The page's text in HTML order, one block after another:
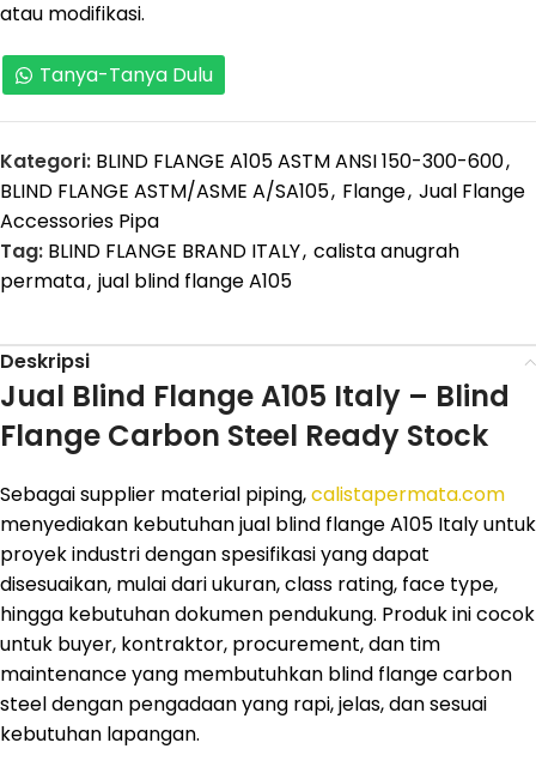
atau modifikasi.
Tanya-Tanya Dulu
Kategori: BLIND FLANGE A105 ASTM ANSI 150-300-600,
BLIND FLANGE ASTM/ASME A/SA105, Flange, Jual Flange
Accessories Pipa
Tag: BLIND FLANGE BRAND ITALY, calista anugrah
permata, jual blind flange A105
Deskripsi
Jual Blind Flange A105 Italy – Blind
Flange Carbon Steel Ready Stock
Sebagai supplier material piping,calistapermata.com
menyediakan kebutuhan jual blind flange A105 Italy untuk
proyek industri dengan spesifikasi yang dapat
disesuaikan, mulai dari ukuran, class rating, face type,
hingga kebutuhan dokumen pendukung. Produk ini cocok
untuk buyer, kontraktor, procurement, dan tim
maintenance yang membutuhkan blind flange carbon
steel dengan pengadaan yang rapi, jelas, dan sesuai
kebutuhan lapangan.